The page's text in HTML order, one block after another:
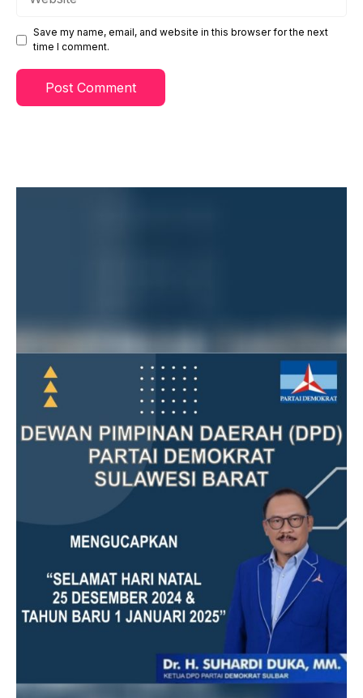
Save my name, email, and website in this browser for the next
time I comment.